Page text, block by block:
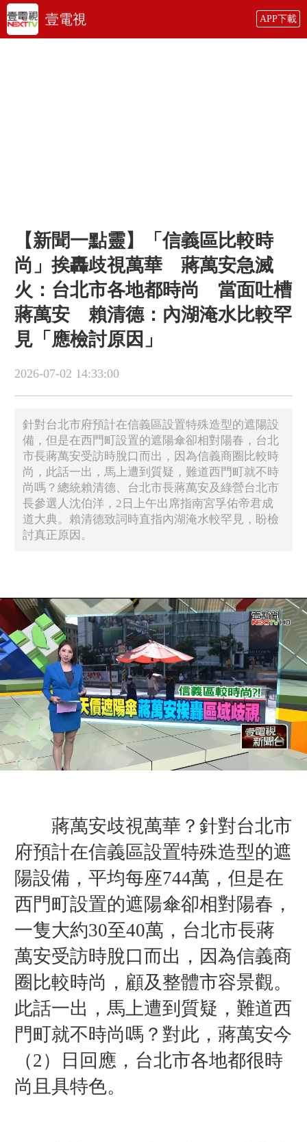
壹電視 APP下載
【新聞一點靈】「信義區比較時
尚」挨轟歧視萬華 蔣萬安急滅
火：台北市各地都時尚 當面吐槽
蔣萬安 賴清德：內湖淹水比較罕
見「應檢討原因」
2026-07-02 14:33:00
針對台北市府預計在信義區設置特殊造型的遮陽設
備，但是在西門町設置的遮陽傘卻相對陽春，台北
市長蔣萬安受訪時脫口而出，因為信義商圈比較時
尚，此話一出，馬上遭到質疑，難道西門町就不時
尚嗎？總統賴清德、台北市長蔣萬安及綠營台北市
長參選人沈伯洋，2日上午出席指南宮孚佑帝君成
道大典。賴清德致詞時直指內湖淹水較罕見，盼檢
討真正原因。
蔣萬安歧視萬華？針對台北市
府預計在信義區設置特殊造型的遮
陽設備，平均每座744萬，但是在
西門町設置的遮陽傘卻相對陽春，
一隻大約30至40萬，台北市長蔣
萬安受訪時脫口而出，因為信義商
圈比較時尚，顧及整體市容景觀。
此話一出，馬上遭到質疑，難道西
門町就不時尚嗎？對此，蔣萬安今
（2）日回應，台北市各地都很時
尚且具特色。